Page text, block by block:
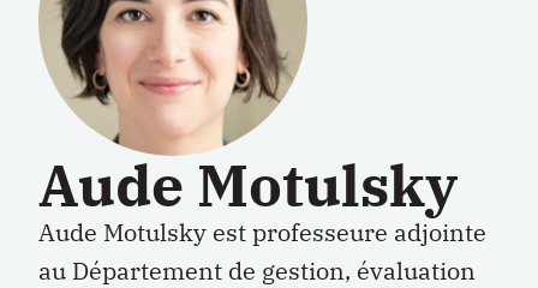
Aude Motulsky
Aude Motulsky est professeure adjointe
au Département de gestion, évaluation